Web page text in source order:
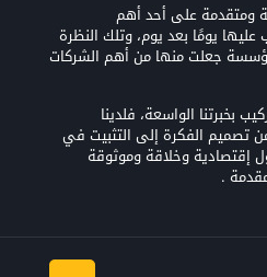
ومتقدمة على أحد أهم
يومًا بعد يوم، وتلك النظرة
جعلت منها من أهم الشركات
بخبرتنا الواسعة، فلدينا
تصميم الفكرة إلى التثبيت في
إقتصادية وخلاقة وموثوقة
.